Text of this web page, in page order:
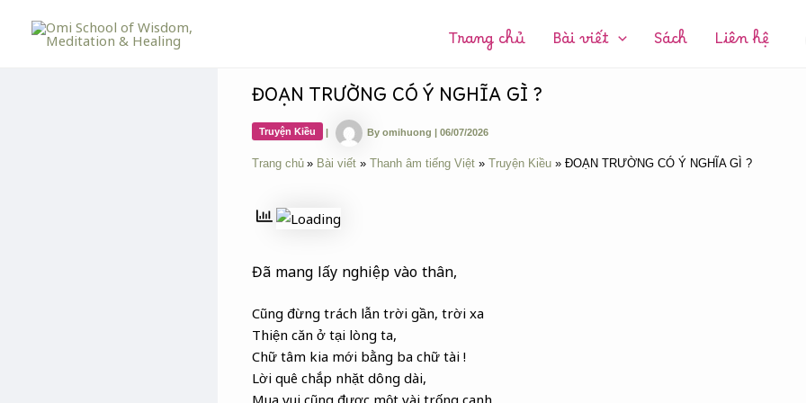
Trang chủ Bài viết Sách Liên hệ
ĐOẠN TRƯỜNG CÓ Ý NGHĨA GÌ ?
Truyện Kiều | By omihuong | 06/07/2026
Trang chủ Bài viết Thanh âm tiếng Việt Truyện Kiều ĐOẠN TRƯỜNG CÓ Ý NGHĨA GÌ ?
Đã mang lấy nghiệp vào thân,
Cũng đừng trách lẫn trời gần, trời xa
Thiện căn ở tại lòng ta,
Chữ tâm kia mới bằng ba chữ tài !
Lời quê chắp nhặt dông dài,